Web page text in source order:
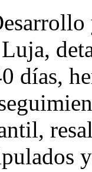
días,